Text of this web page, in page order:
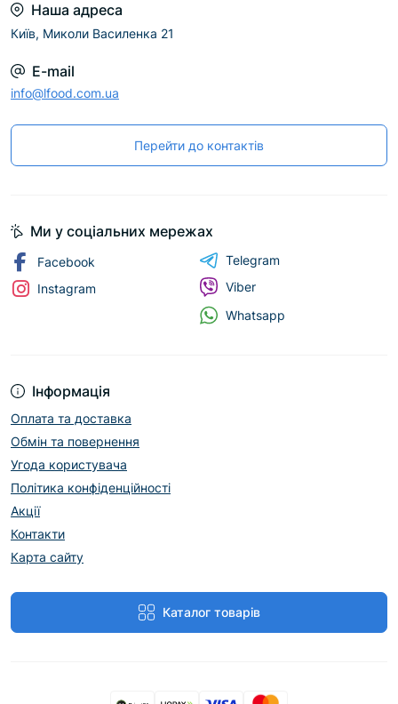
Наша адреса
Київ, Миколи Василенка 21
E-mail
info@lfood.com.ua
Перейти до контактів
Інформація
Оплата та доставка
Обмін та повернення
Угода користувача
Політика конфіденційності
Акції
Контакти
Карта сайту
Каталог товарів
Ми у соціальних мережах
Facebook
Instagram
Telegram
Viber
Whatsapp